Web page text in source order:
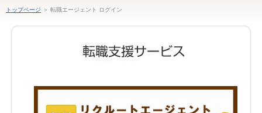
トップページ ＞ 転職エージェント ログイン